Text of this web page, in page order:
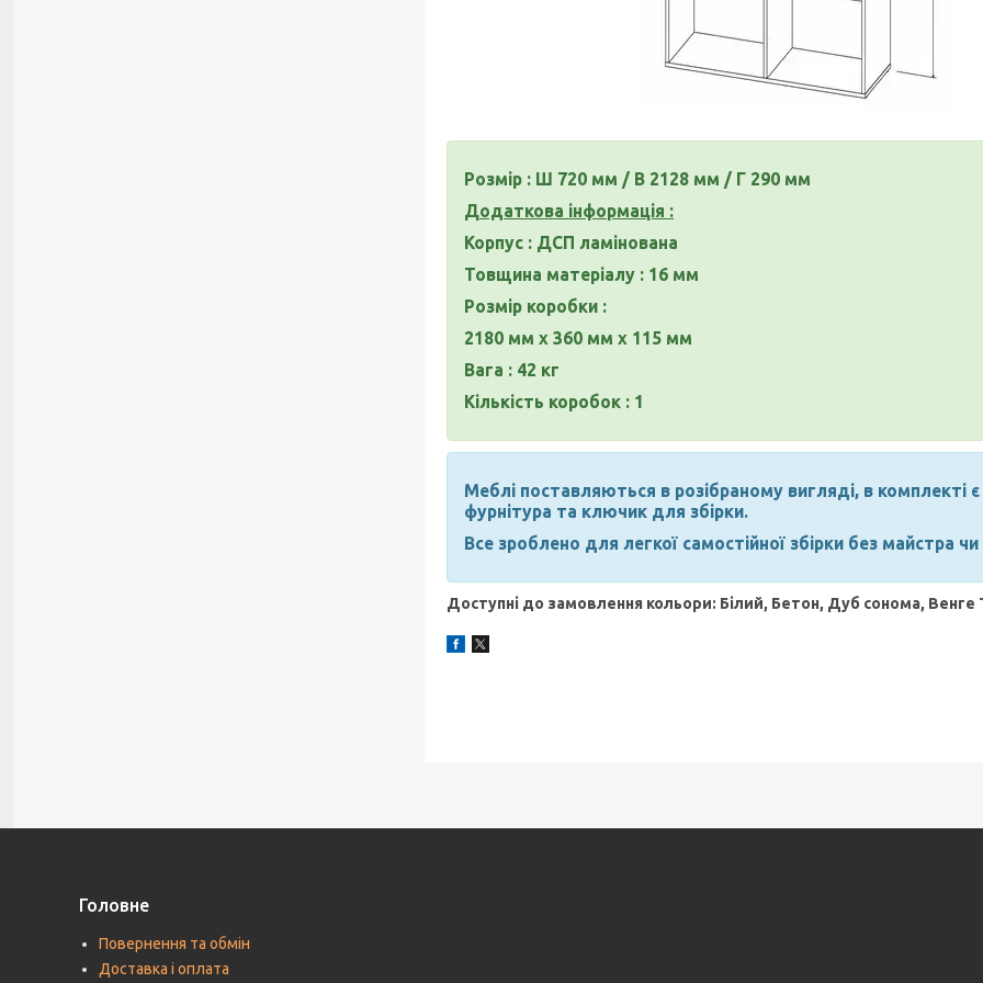
Розмір : Ш 720 мм / В 2128 мм / Г 290 мм
Додаткова інформація :
Корпус : ДСП ламінована
Товщина матеріалу : 16 мм
Розмір коробки :
2180 мм х 360 мм х 115 мм
Вага : 42 кг
Кількість коробок : 1
Меблі поставляються в розібраному вигляді, в комплекті є
фурнітура та ключик для збірки.
Все зроблено для легкої самостійної збірки без майстра
Доступні до замовлення кольори: Білий, Бетон, Дуб сонома,
Головне
Повернення та обмін
Доставка і оплата